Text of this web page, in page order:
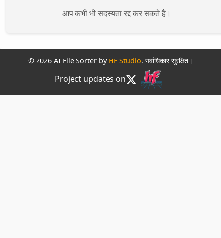
आप कभी भी सदस्यता रद्द कर सकते हैं।
© 2026 AI File Sorter by HF Studio. सर्वाधिकार सुरक्षित।
Project updates on